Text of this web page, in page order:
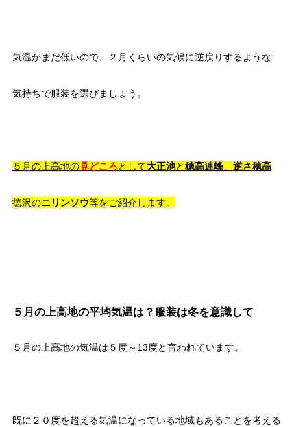
気温がまだ低いので、２月くらいの気候に逆戻りするような
気持ちで服装を選びましょう。
５月の上高地の見どころとして大正池と穂高連峰、 逆さ穂高
徳沢のニリンソウ等をご紹介します。
５月の上高地の平均気温は？服装は冬を意識して
５月の上高地の気温は５度～13度と言われています。
既に２０度を超える気温になっている地域もあることを考える